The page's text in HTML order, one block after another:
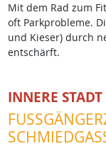
Mit dem Rad zum
oft Parkprobleme.
und Kieser) durch
entschärft.
INNERE STADT